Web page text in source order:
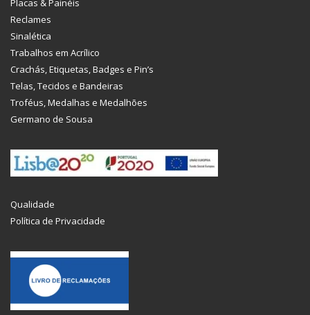
Placas & Painéis
Reclames
Sinalética
Trabalhos em Acrílico
Crachás, Etiquetas, Badges e Pin’s
Telas, Tecidos e Bandeiras
Troféus, Medalhas e Medalhões
Germano de Sousa
Qualidade
Política de Privacidade